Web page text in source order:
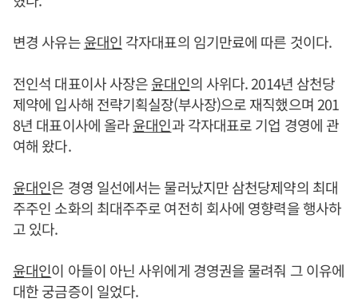
변경 사유는윤대인 각자대표의 임기만료에 따른 것이다.
전인석 대표이사 사장은윤대인의 사위다. 2014년 삼천당
제약에 입사해 전략기획실장(부사장)으로 재직했으며 201
8년 대표이사에 올라윤대인과 각자대표로 기업 경영에 관
여해 왔다.
윤대인은 경영 일선에서는 물러났지만 삼천당제약의 최대
주주인 소화의 최대주주로 여전히 회사에 영향력을 행사하
고 있다.
윤대인이 아들이 아닌 사위에게 경영권을 물려줘 그 이유에
대한 궁금증이 일었다.